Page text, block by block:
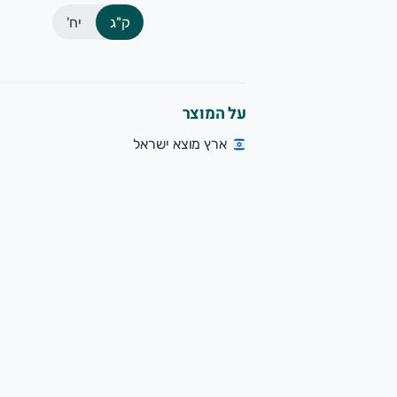
ק"ג יח'
על המוצר
ארץ מוצא ישראל